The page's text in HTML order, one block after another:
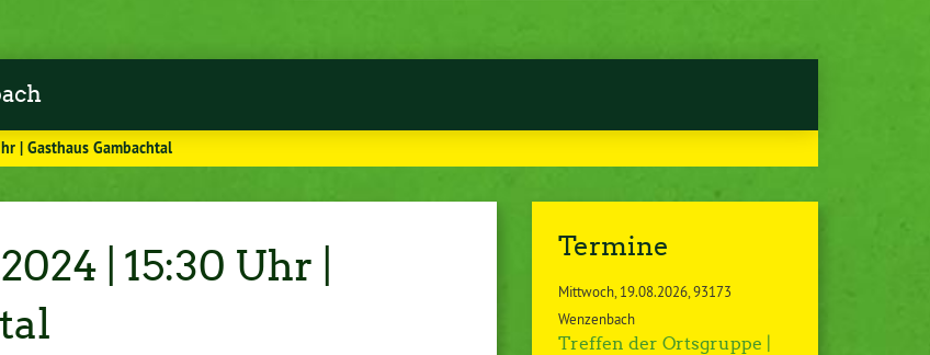
| Gasthaus Gambachtal
| 15:30 Uhr |
Termine
Mittwoch 19.08.2026 93173
Wenzenbach
Treffen der Ortsgruppe |